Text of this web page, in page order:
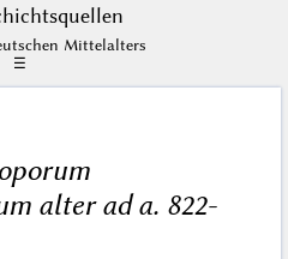
Mittelalters
☰
alter ad a. 822-